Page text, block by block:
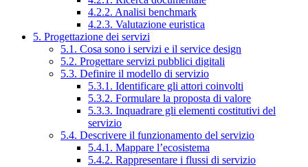
4.2.2. Analisi benchmark
4.2.3. Valutazione euristica
5. Progettazione dei servizi
5.1. Cosa sono i servizi e il service design
5.2. Progettare servizi pubblici digitali
5.3. Definire il modello di servizio
5.3.1. Identificare gli attori coinvolti
5.3.2. Formulare la proposta di valore
5.3.3. Inquadrare gli elementi costitutivi del
servizio
5.4. Descrivere il funzionamento del servizio
5.4.1. Mappare l’ecosistema
5.4.2. Rappresentare i flussi di servizio